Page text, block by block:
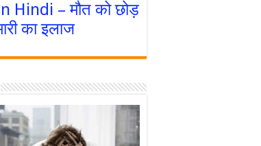
Hindi – मौत को छोड़
का इलाज